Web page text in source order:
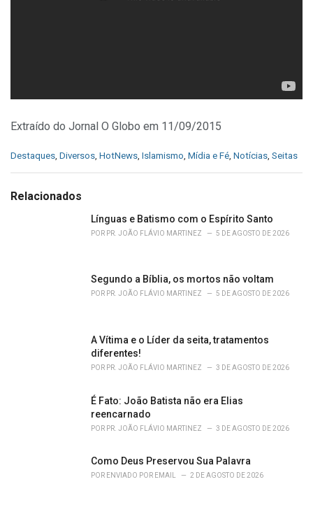
Extraído do Jornal O Globo em 11/09/2015
C
e
Destaques, Diversos, HotNews, Islamismo, Mídia e Fé, Notícias, Seitas
Relacionados
Línguas e Batismo com o Espírito Santo
POR PR. JOÃO FLÁVIO MARTINEZ 5 DE AGOSTO DE 2026
Segundo a Bíblia, os mortos não voltam
POR PR. JOÃO FLÁVIO MARTINEZ 5 DE AGOSTO DE 2026
A Vítima e o Líder da seita, tratamentos
diferentes!
POR PR. JOÃO FLÁVIO MARTINEZ 3 DE AGOSTO DE 2026
É Fato: João Batista não era Elias
reencarnado
POR PR. JOÃO FLÁVIO MARTINEZ 3 DE AGOSTO DE 2026
Como Deus Preservou Sua Palavra
POR ENVIADO POR EMAIL 2 DE AGOSTO DE 2026